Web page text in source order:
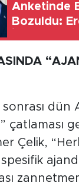
Anketinde
Bozuldu:
dün
çatlaması
Çelik,